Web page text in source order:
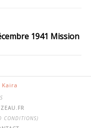
1941 Mission
Kaira
CONDITIONS)